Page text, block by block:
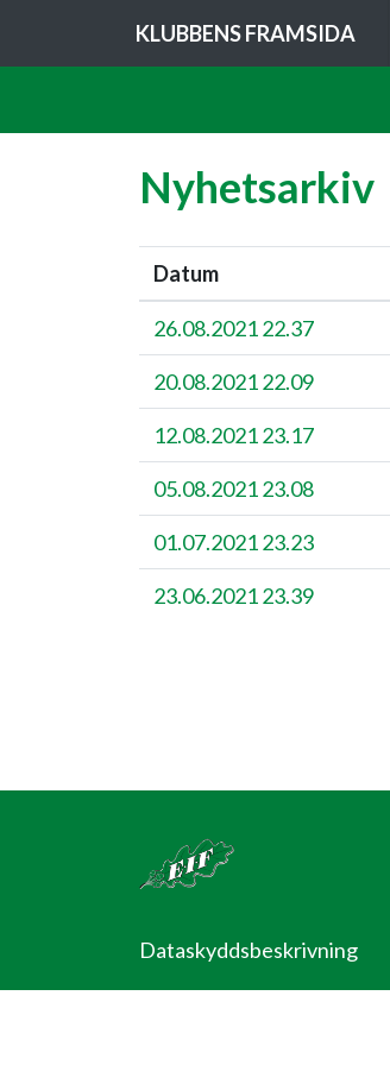
KLUBBENS FRAMSIDA
Nyhetsarkiv
Datum
26.08.2021 22.37
20.08.2021 22.09
12.08.2021 23.17
05.08.2021 23.08
01.07.2021 23.23
23.06.2021 23.39
Dataskyddsbeskrivning